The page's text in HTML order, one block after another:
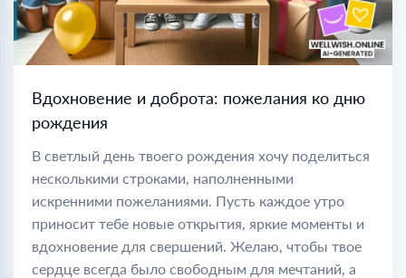
Вдохновение и доброта: пожелания ко дню
рождения
В светлый день твоего рождения хочу поделиться
несколькими строками, наполненными
искренними пожеланиями. Пусть каждое утро
приносит тебе новые открытия, яркие моменты и
вдохновение для свершений. Желаю, чтобы твое
сердце всегда было свободным для мечтаний, а